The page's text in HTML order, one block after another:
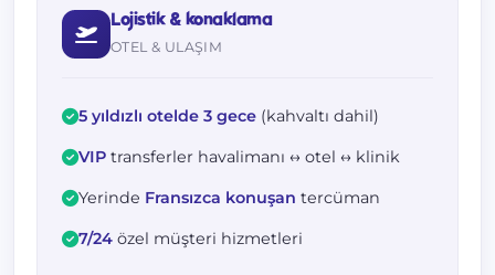
Lojistik & konaklama
OTEL & ULAŞIM
5 yıldızlı otelde 3 gece (kahvaltı dahil)
VIP transferler havalimanı ↔ otel ↔ klinik
Yerinde Fransızca konuşan tercüman
7/24 özel müşteri hizmetleri